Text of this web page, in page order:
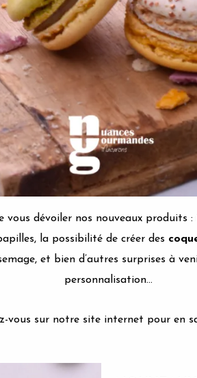
vous dévoiler nos nouveaux produits :
la possibilité de créer des
et bien d’autres surprises à
personnalisation…
vous sur notre site internet pour en